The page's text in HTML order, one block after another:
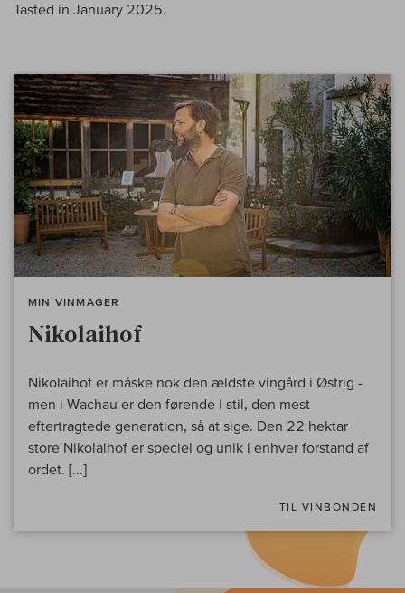
Tasted in January 2025.
MIN VINMAGER
Nikolaihof
Nikolaihof er måske nok den ældste vingård i Østrig -
men i Wachau er den førende i stil, den mest
eftertragtede generation, så at sige. Den 22 hektar
store Nikolaihof er speciel og unik i enhver forstand af
ordet. [...]
TIL VINBONDEN